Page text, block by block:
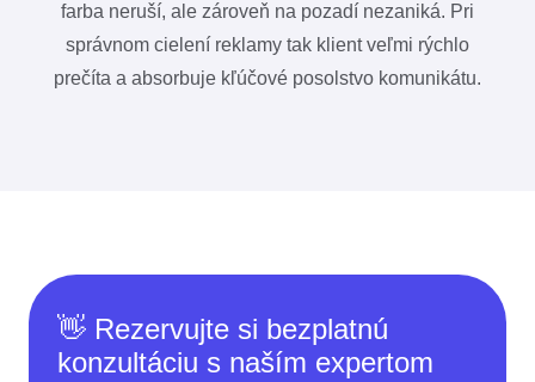
farba neruší, ale zároveň na pozadí nezaniká. Pri
správnom cielení reklamy tak klient veľmi rýchlo
prečíta a absorbuje kľúčové posolstvo komunikátu.
👋 Rezervujte si bezplatnú
konzultáciu s naším expertom